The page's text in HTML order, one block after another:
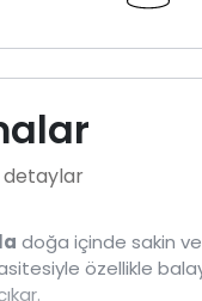
detaylar
doğa içinde sakin
özellikle